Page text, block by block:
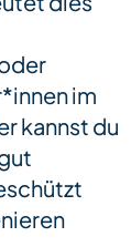
im
kannst du